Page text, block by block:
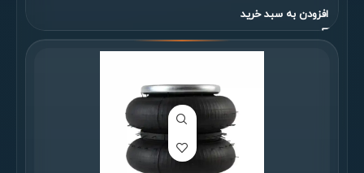
افزودن به سبد خرید